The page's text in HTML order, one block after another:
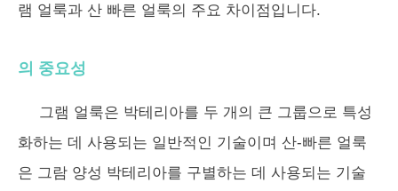
램 얼룩과 산 빠른 얼룩의 주요 차이점입니다.
의 중요성
그램 얼룩은 박테리아를 두 개의 큰 그룹으로 특성
화하는 데 사용되는 일반적인 기술이며 산-빠른 얼룩
은 그람 양성 박테리아를 구별하는 데 사용되는 기술